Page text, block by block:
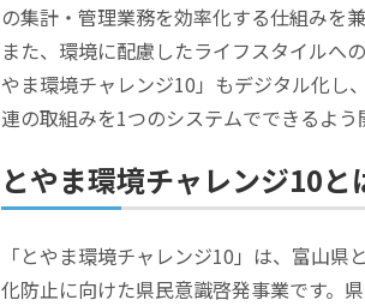
の集計・管理業務を効率化する仕組みを
また、環境に配慮したライフスタイルへ
やま環境チャレンジ10」もデジタル化し
連の取組みを1つのシステムでできるよう
とやま環境チャレンジ10と
「とやま環境チャレンジ10」は、富山
化防止に向けた県民意識啓発事業です。